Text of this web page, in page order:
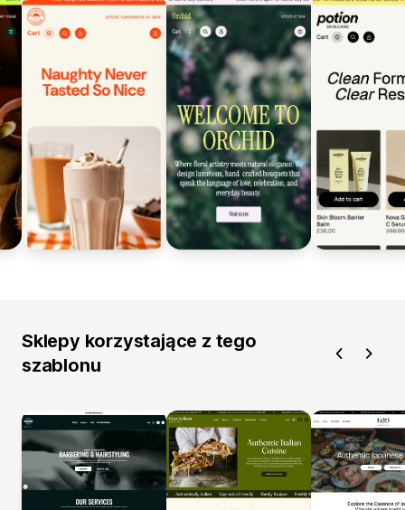
Sklepy korzystające z tego
szablonu